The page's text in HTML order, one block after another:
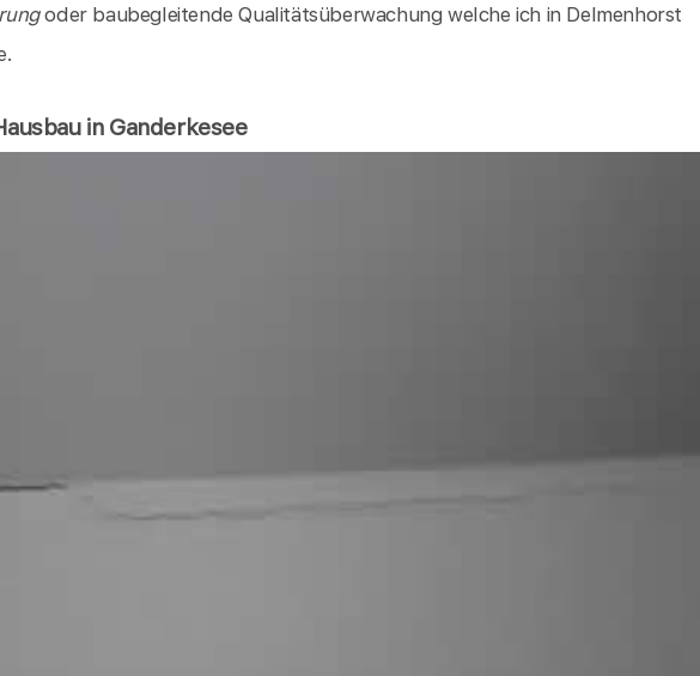
oder baubegleitende Qualitätsüberwachung welche ich in Delmenhorst
in Ganderkesee